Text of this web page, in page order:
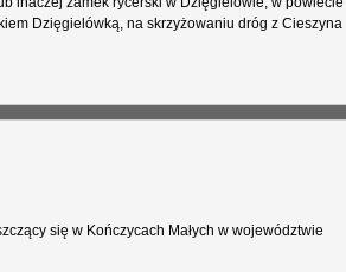
Dzięgielówką, na skrzyżowaniu dróg z Cieszyna
się w Kończycach Małych w województwie